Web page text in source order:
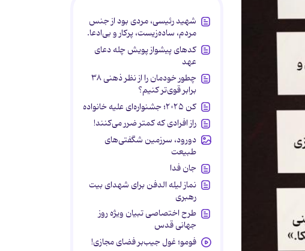
شهید رئیسی، مردی بود از جنس
مردم، ساده‌زیست، پرکار و بی‌ادعا.
کدهای پیشواز پویش چله دعای
عهد
چطور خودمان را از نظر ذهنی ۳۸
برابر قوی‌تر کنیم؟
کن ۲۰۲۵؛ جشنواره‌ای علیه خانواده
راز افرادی که کمتر ضرر می‌کنند!
دورود، سرزمین شگفتی‌های
طبیعت
جان فدا
نماز لیله الدفن برای شهدای بیت
رهبری
طرح اختصاصی تبیان ویژه روز
جهانی قدس
فومو؛ غول جیب‌بر فضای مجازی!